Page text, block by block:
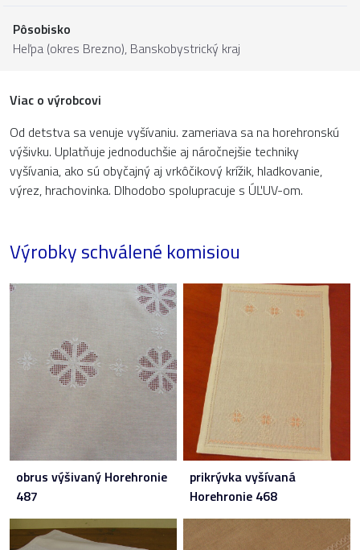
Pôsobisko
Heľpa (okres Brezno), Banskobystrický kraj
Viac o výrobcovi
Od detstva sa venuje vyšívaniu. zameriava sa na horehronskú
výšivku. Uplatňuje jednoduchšie aj náročnejšie techniky
vyšívania, ako sú obyčajný aj vrkôčikový krížik, hladkovanie,
výrez, hrachovinka. Dlhodobo spolupracuje s ÚĽUV-om.
Výrobky schválené komisiou
obrus výšivaný Horehronie
487
prikrývka vyšívaná
Horehronie 468